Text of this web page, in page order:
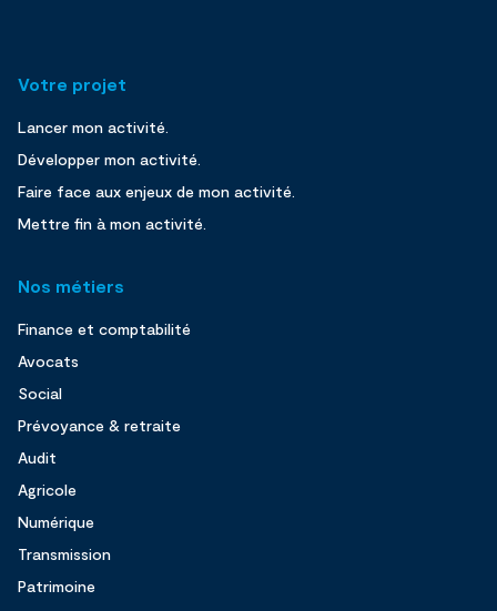
Votre projet
Lancer mon activité.
Développer mon activité.
Faire face aux enjeux de mon activité.
Mettre fin à mon activité.
Nos métiers
Finance et comptabilité
Avocats
Social
Prévoyance & retraite
Audit
Agricole
Numérique
Transmission
Patrimoine